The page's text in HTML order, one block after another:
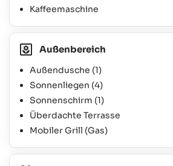
Kaffeemaschine
Außenbereich
Außendusche (1)
Sonnenliegen (4)
Sonnenschirm (1)
Überdachte Terrasse
Mobiler Grill (Gas)